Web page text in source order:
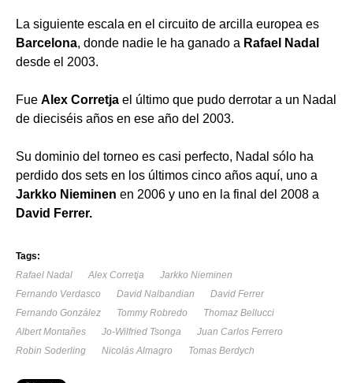
La siguiente escala en el circuito de arcilla europea es
Barcelona, donde nadie le ha ganado a Rafael Nadal
desde el 2003.
Fue Alex Corretja el último que pudo derrotar a un Nadal
de dieciséis años en ese año del 2003.
Su dominio del torneo es casi perfecto, Nadal sólo ha
perdido dos sets en los últimos cinco años aquí, uno a
Jarkko Nieminen en 2006 y uno en la final del 2008 a
David Ferrer.
Tags:
Rafael Nadal
Alex Corretja
Jarkko Nieminen
Fernando Verdasco
David Nalbandian
David Ferrer
Fernando González
Tommy Robredo
Thomaz Bellucci
Albert Montañes
Jo-Wilfried Tsonga
Juan Carlos Ferrero
Robin Soderling
Nicolás Almagro Tomas Berdych